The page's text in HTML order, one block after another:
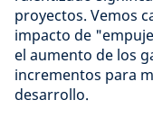
proyectos. Vemos
impacto de
el aumento de los
incrementos para
desarrollo.